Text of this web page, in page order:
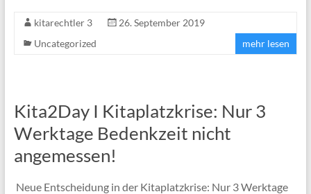
kitarechtler 3
26. September 2019
Uncategorized
mehr lesen
Kita2Day I Kitaplatzkrise: Nur 3
Werktage Bedenkzeit nicht
angemessen!
Neue Entscheidung in der Kitaplatzkrise: Nur 3 Werktage